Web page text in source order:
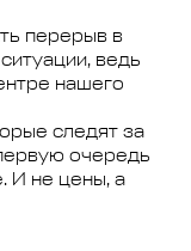
перерыв в
ведь
нашего
следят за
очередь
И не цены, а